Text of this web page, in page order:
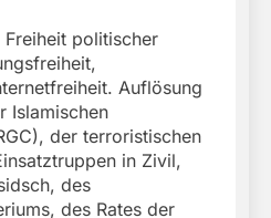
politischer
Auflösung
Islamischen
der terroristischen
in Zivil,
des
des Rates der